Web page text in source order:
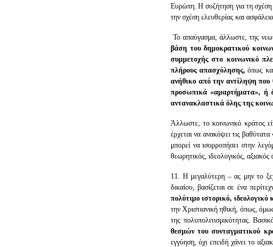
Ευρώπη. Η συζήτηση για τη σχέση
την σχέση ελευθερίας και
Το απαύγασμα, άλλωστε, της
βάση του δημοκρατικού
συμμετοχής στο κοινωνικό
πλήρους απασχόλησης, όπως
ανήθικο από την αντίληψη που
προσωπικά «αμαρτήματα», ή
αντανακλαστικά όλης της
Άλλωστε, το κοινωνικό κράτος
έρχεται να ανακόψει τις βαθύτατα
μπορεί να ισορροπήσει στην
θεωρητικός, ιδεολογικός,
11. Η μεγαλύτερη – ας μην το
δικαίου, βασίζεται σε ένα
πολύτιμο ιστορικό,
την Χριστιανική ηθική, όπως,
της πολυπολιτισμικότητας.
θεσμών του συνταγματικού
εγγύηση, όχι επειδή χάνει το